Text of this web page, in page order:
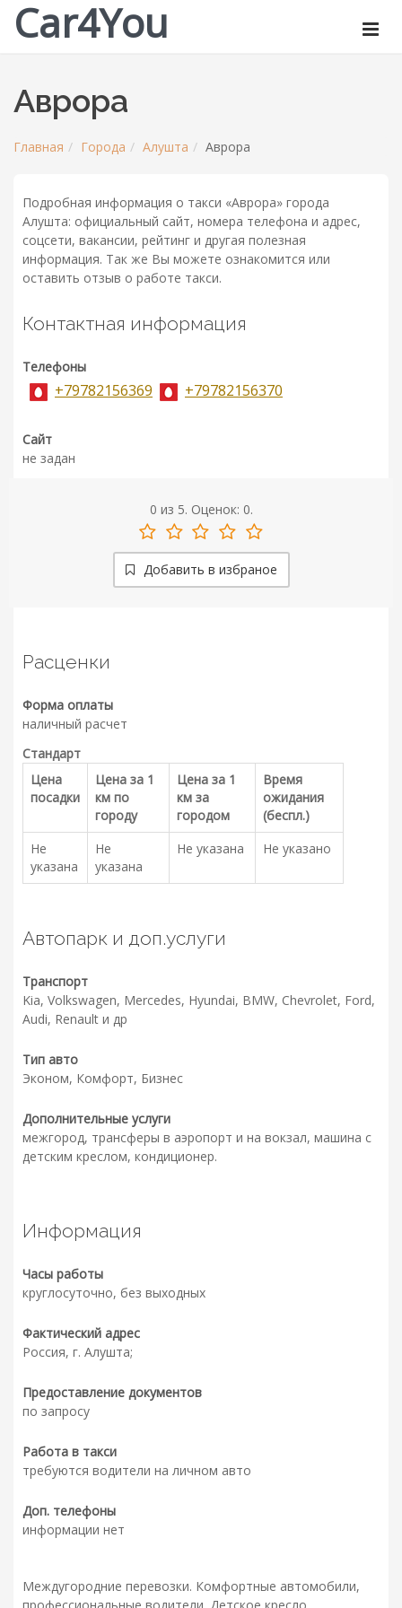
Car4You
Аврора
Главная Города Алушта Аврора
Подробная информация о такси «Аврора» города
Алушта: официальный сайт, номера телефона и адрес,
соцсети, вакансии, рейтинг и другая полезная
информация. Так же Вы можете ознакомится или
оставить отзыв о работе такси.
Контактная информация
Телефоны
+79782156369 +79782156370
Сайт
не задан
0 из 5. Оценок: 0.
Добавить в избраное
Расценки
Форма оплаты
наличный расчет
Стандарт
Цена
посадки
Цена за 1
км по
городу
Цена за 1
км за
городом
Время
ожидания
(беспл.)
Не
указана
Не
указана
Не указана Не указано
Автопарк и доп.услуги
Транспорт
Kia, Volkswagen, Mercedes, Hyundai, BMW, Chevrolet, Ford,
Audi, Renault и др
Тип авто
Эконом, Комфорт, Бизнес
Дополнительные услуги
межгород, трансферы в аэропорт и на вокзал, машина с
детским креслом, кондиционер.
Информация
Часы работы
круглосуточно, без выходных
Фактический адрес
Россия, г. Алушта;
Предоставление документов
по запросу
Работа в такси
требуются водители на личном авто
Доп. телефоны
информации нет
Междугородние перевозки. Комфортные автомобили,